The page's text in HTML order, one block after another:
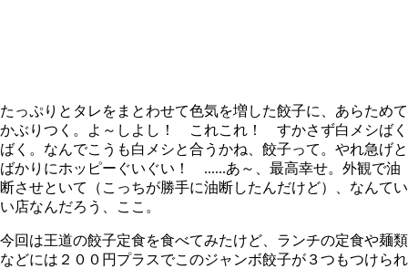
たっぷりとタレをまとわせて色気を増した餃子に、あらためて
かぶりつく。よ～しよし！ これこれ！ すかさず白メシばく
ばく。なんでこうも白メシと合うかね、餃子って。やれ急げと
ばかりにホッピーぐいぐい！ ......あ～、最高幸せ。外観で油
断させといて（こっちが勝手に油断したんだけど）、なんてい
い店なんだろう、ここ。
今回は王道の餃子定食を食べてみたけど、ランチの定食や麺類
などには２００円プラスでこのジャンボ餃子が３つもつけられ